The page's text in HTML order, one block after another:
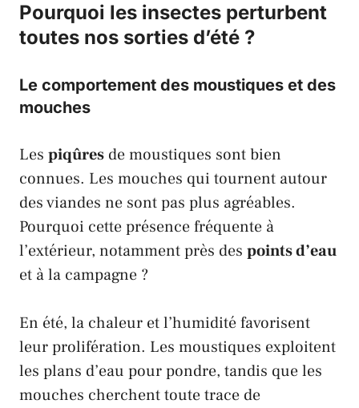
Pourquoi les insectes perturbent
toutes nos sorties d’été ?
Le comportement des moustiques et des
mouches
Les piqûres de moustiques sont bien
connues. Les mouches qui tournent autour
des viandes ne sont pas plus agréables.
Pourquoi cette présence fréquente à
l’extérieur, notamment près des points d’eau
et à la campagne ?
En été, la chaleur et l’humidité favorisent
leur prolifération. Les moustiques exploitent
les plans d’eau pour pondre, tandis que les
mouches cherchent toute trace de